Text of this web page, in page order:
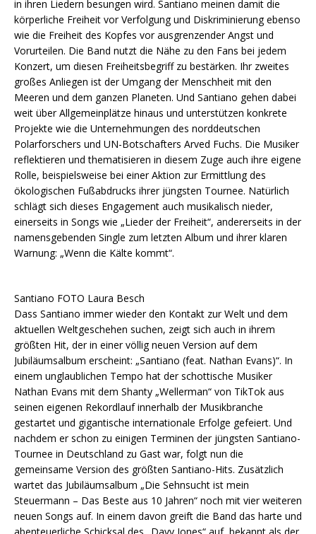
in ihren Liedern besungen wird. Santiano meinen damit die
körperliche Freiheit vor Verfolgung und Diskriminierung ebenso
wie die Freiheit des Kopfes vor ausgrenzender Angst und
Vorurteilen. Die Band nutzt die Nähe zu den Fans bei jedem
Konzert, um diesen Freiheitsbegriff zu bestärken. Ihr zweites
großes Anliegen ist der Umgang der Menschheit mit den
Meeren und dem ganzen Planeten. Und Santiano gehen dabei
weit über Allgemeinplätze hinaus und unterstützen konkrete
Projekte wie die Unternehmungen des norddeutschen
Polarforschers und UN-Botschafters Arved Fuchs. Die Musiker
reflektieren und thematisieren in diesem Zuge auch ihre eigene
Rolle, beispielsweise bei einer Aktion zur Ermittlung des
ökologischen Fußabdrucks ihrer jüngsten Tournee. Natürlich
schlägt sich dieses Engagement auch musikalisch nieder,
einerseits in Songs wie „Lieder der Freiheit“, andererseits in der
namensgebenden Single zum letzten Album und ihrer klaren
Warnung: „Wenn die Kälte kommt“.
Santiano FOTO Laura Besch
Dass Santiano immer wieder den Kontakt zur Welt und dem
aktuellen Weltgeschehen suchen, zeigt sich auch in ihrem
größten Hit, der in einer völlig neuen Version auf dem
Jubiläumsalbum erscheint: „Santiano (feat. Nathan Evans)“. In
einem unglaublichen Tempo hat der schottische Musiker
Nathan Evans mit dem Shanty „Wellerman“ von TikTok aus
seinen eigenen Rekordlauf innerhalb der Musikbranche
gestartet und gigantische internationale Erfolge gefeiert. Und
nachdem er schon zu einigen Terminen der jüngsten Santiano-
Tournee in Deutschland zu Gast war, folgt nun die
gemeinsame Version des größten Santiano-Hits. Zusätzlich
wartet das Jubiläumsalbum „Die Sehnsucht ist mein
Steuermann – Das Beste aus 10 Jahren“ noch mit vier weiteren
neuen Songs auf. In einem davon greift die Band das harte und